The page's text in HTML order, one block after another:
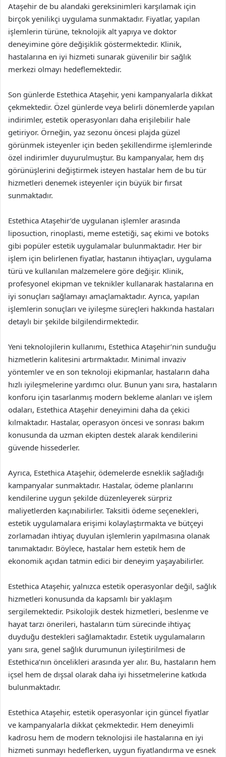
Ataşehir de bu alandaki gereksinimleri karşılamak için
birçok yenilikçi uygulama sunmaktadır. Fiyatlar, yapılan
işlemlerin türüne, teknolojik alt yapıya ve doktor
deneyimine göre değişiklik göstermektedir. Klinik,
hastalarına en iyi hizmeti sunarak güvenilir bir sağlık
merkezi olmayı hedeflemektedir.
Son günlerde Estethica Ataşehir, yeni kampanyalarla dikkat
çekmektedir. Özel günlerde veya belirli dönemlerde yapılan
indirimler, estetik operasyonları daha erişilebilir hale
getiriyor. Örneğin, yaz sezonu öncesi plajda güzel
görünmek isteyenler için beden şekillendirme işlemlerinde
özel indirimler duyurulmuştur. Bu kampanyalar, hem dış
görünüşlerini değiştirmek isteyen hastalar hem de bu tür
hizmetleri denemek isteyenler için büyük bir fırsat
sunmaktadır.
Estethica Ataşehir’de uygulanan işlemler arasında
liposuction, rinoplasti, meme estetiği, saç ekimi ve botoks
gibi popüler estetik uygulamalar bulunmaktadır. Her bir
işlem için belirlenen fiyatlar, hastanın ihtiyaçları, uygulama
türü ve kullanılan malzemelere göre değişir. Klinik,
profesyonel ekipman ve teknikler kullanarak hastalarına en
iyi sonuçları sağlamayı amaçlamaktadır. Ayrıca, yapılan
işlemlerin sonuçları ve iyileşme süreçleri hakkında hastaları
detaylı bir şekilde bilgilendirmektedir.
Yeni teknolojilerin kullanımı, Estethica Ataşehir’nin sunduğu
hizmetlerin kalitesini artırmaktadır. Minimal invaziv
yöntemler ve en son teknoloji ekipmanlar, hastaların daha
hızlı iyileşmelerine yardımcı olur. Bunun yanı sıra, hastaların
konforu için tasarlanmış modern bekleme alanları ve işlem
odaları, Estethica Ataşehir deneyimini daha da çekici
kılmaktadır. Hastalar, operasyon öncesi ve sonrası bakım
konusunda da uzman ekipten destek alarak kendilerini
güvende hissederler.
Ayrıca, Estethica Ataşehir, ödemelerde esneklik sağladığı
kampanyalar sunmaktadır. Hastalar, ödeme planlarını
kendilerine uygun şekilde düzenleyerek sürpriz
maliyetlerden kaçınabilirler. Taksitli ödeme seçenekleri,
estetik uygulamalara erişimi kolaylaştırmakta ve bütçeyi
zorlamadan ihtiyaç duyulan işlemlerin yapılmasına olanak
tanımaktadır. Böylece, hastalar hem estetik hem de
ekonomik açıdan tatmin edici bir deneyim yaşayabilirler.
Estethica Ataşehir, yalnızca estetik operasyonlar değil, sağlık
hizmetleri konusunda da kapsamlı bir yaklaşım
sergilemektedir. Psikolojik destek hizmetleri, beslenme ve
hayat tarzı önerileri, hastaların tüm sürecinde ihtiyaç
duyduğu destekleri sağlamaktadır. Estetik uygulamaların
yanı sıra, genel sağlık durumunun iyileştirilmesi de
Estethica’nın öncelikleri arasında yer alır. Bu, hastaların hem
içsel hem de dışsal olarak daha iyi hissetmelerine katkıda
bulunmaktadır.
Estethica Ataşehir, estetik operasyonlar için güncel fiyatlar
ve kampanyalarla dikkat çekmektedir. Hem deneyimli
kadrosu hem de modern teknolojisi ile hastalarına en iyi
hizmeti sunmayı hedeflerken, uygun fiyatlandırma ve esnek